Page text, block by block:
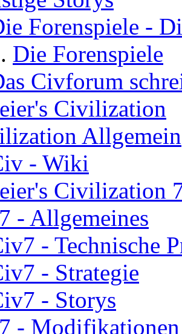
Forenspiele -
Die Forenspiele
Civforum
Civilization
Allgemein
- Wiki
Civilization
- Allgemeines
- Technische
- Strategie
- Storys
- Modifikationen